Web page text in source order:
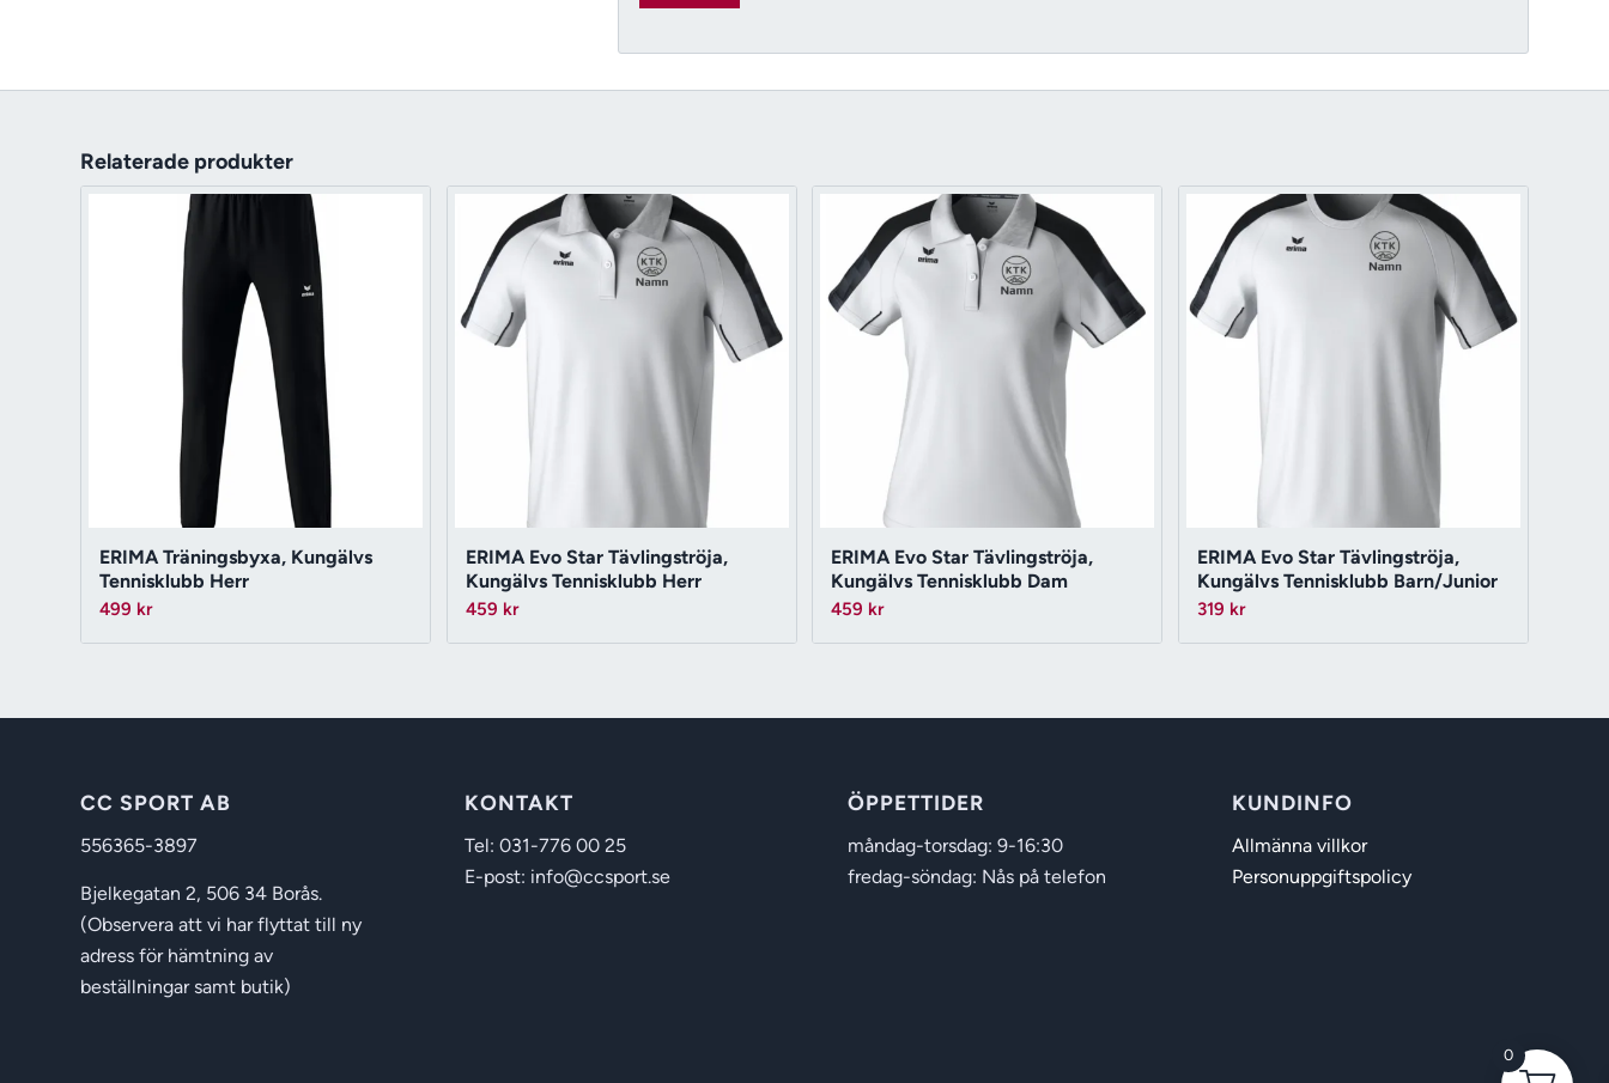
Relaterade produkter
ERIMA Träningsbyxa, Kungälvs
Tennisklubb Herr
499 kr
ERIMA Evo Star Tävlingströja,
Kungälvs Tennisklubb Herr
459 kr
ERIMA Evo Star Tävlingströja,
Kungälvs Tennisklubb Dam
459 kr
ERIMA Evo Star Tävlingströja,
Kungälvs Tennisklubb Barn/Junior
319 kr
CC SPORT AB
556365-3897
Bjelkegatan 2, 506 34 Borås.
(Observera att vi har flyttat till ny
adress för hämtning av
beställningar samt butik)
KONTAKT
Tel: 031-776 00 25
E-post: info@ccsport.se
ÖPPETTIDER
måndag-torsdag: 9-16:30
fredag-söndag: Nås på telefon
KUNDINFO
Allmänna villkor
Personuppgiftspolicy
0